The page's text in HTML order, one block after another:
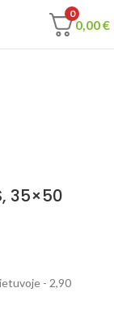
0
0,00€
35×50
- 2,90